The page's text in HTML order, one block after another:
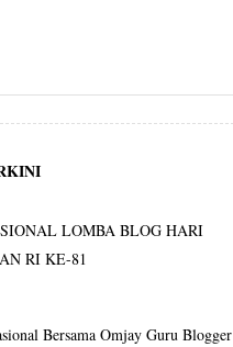
LOMBA BLOG HARI
RI KE-81
Bersama Omjay Guru Blogger